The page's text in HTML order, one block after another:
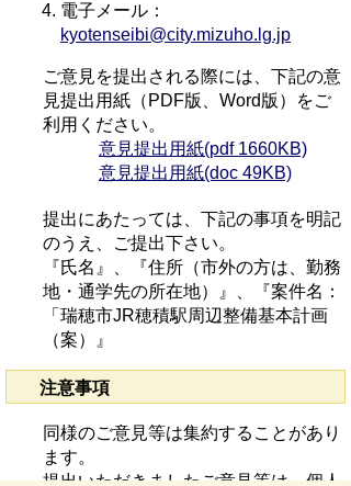
電子メール：
kyotenseibi@city.mizuho.lg.jp
ご意見を提出される際には、下記の意
見提出用紙（PDF版、Word版）をご
利用ください。
意見提出用紙(pdf 1660KB)
意見提出用紙(doc 49KB)
提出にあたっては、下記の事項を明記
のうえ、ご提出下さい。
『氏名』、『住所（市外の方は、勤務
地・通学先の所在地）』、『案件名：
「瑞穂市JR穂積駅周辺整備基本計画
（案）』
注意事項
同様のご意見等は集約することがあり
ます。
提出いただきましたご意見等は、個人